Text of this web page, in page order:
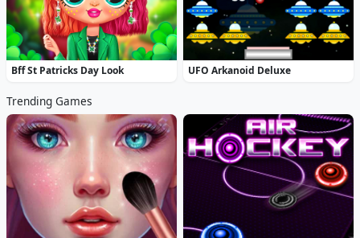
Bff St Patricks Day Look UFO Arkanoid Deluxe
Trending Games